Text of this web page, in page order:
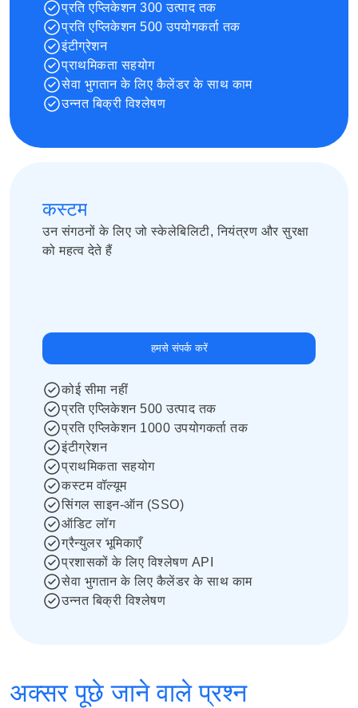
प्रति एप्लिकेशन 300 उत्पाद तक
प्रति एप्लिकेशन 500 उपयोगकर्ता तक
इंटीग्रेशन
प्राथमिकता सहयोग
सेवा भुगतान के लिए कैलेंडर के साथ काम
उन्नत बिक्री विश्लेषण
कस्टम
उन संगठनों के लिए जो स्केलेबिलिटी, नियंत्रण और सुरक्षा
को महत्व देते हैं
हमसे संपर्क करें
कोई सीमा नहीं
प्रति एप्लिकेशन 500 उत्पाद तक
प्रति एप्लिकेशन 1000 उपयोगकर्ता तक
इंटीग्रेशन
प्राथमिकता सहयोग
कस्टम वॉल्यूम
सिंगल साइन-ऑन (SSO)
ऑडिट लॉग
ग्रैन्युलर भूमिकाएँ
प्रशासकों के लिए विश्लेषण API
सेवा भुगतान के लिए कैलेंडर के साथ काम
उन्नत बिक्री विश्लेषण
अक्सर पूछे जाने वाले प्रश्न